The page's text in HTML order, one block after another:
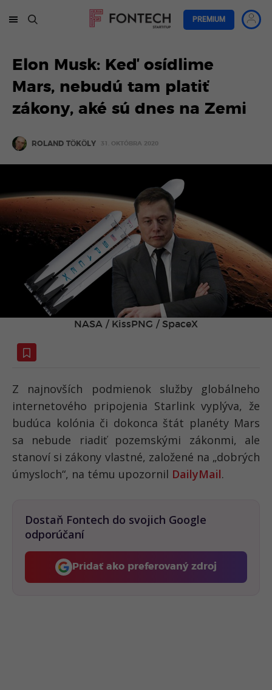
PREMIUM
Elon Musk: Keď osídlime
Mars, nebudú tam platiť
zákony, aké sú dnes na Zemi
ROLAND TÖKÖLY 31. OKTÓBRA 2020
NASA / KissPNG / SpaceX
Z najnovších podmienok služby globálneho
internetového pripojenia Starlink vyplýva, že
budúca kolónia či dokonca štát planéty Mars
sa nebude riadiť pozemskými zákonmi, ale
stanoví si zákony vlastné, založené na „dobrých
úmysloch“, na tému upozornil DailyMail.
Dostaň Fontech do svojich Google
odporúčaní
Pridať ako preferovaný zdroj
Fontech, odkaz sa otvorí v